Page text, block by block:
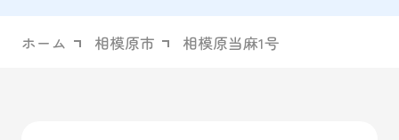
ホーム 相模原市 相模原当麻1号